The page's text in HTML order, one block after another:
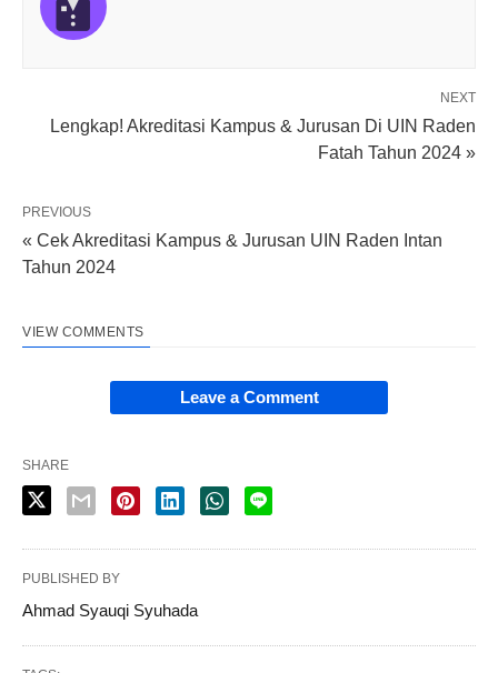
NEXT
Lengkap! Akreditasi Kampus & Jurusan Di UIN Raden
Fatah Tahun 2024 »
PREVIOUS
« Cek Akreditasi Kampus & Jurusan UIN Raden Intan
Tahun 2024
VIEW COMMENTS
Leave a Comment
SHARE
PUBLISHED BY
Ahmad Syauqi Syuhada